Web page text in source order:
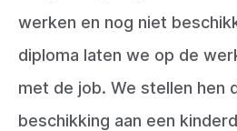
werken en nog niet
diploma laten we op de
met de job. We stellen hen
beschikking aan een